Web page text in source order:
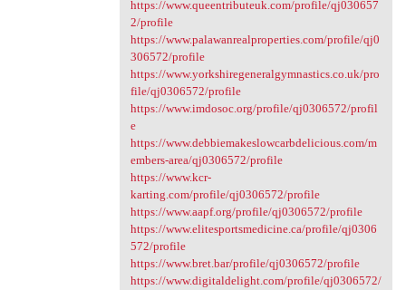
https://www.queentributeuk.com/profile/qj030657
2/profile
https://www.palawanrealproperties.com/profile/qj0
306572/profile
https://www.yorkshiregeneralgymnastics.co.uk/pro
file/qj0306572/profile
https://www.imdosoc.org/profile/qj0306572/profil
e
https://www.debbiemakeslowcarbdelicious.com/m
embers-area/qj0306572/profile
https://www.kcr-
karting.com/profile/qj0306572/profile
https://www.aapf.org/profile/qj0306572/profile
https://www.elitesportsmedicine.ca/profile/qj0306
572/profile
https://www.bret.bar/profile/qj0306572/profile
https://www.digitaldelight.com/profile/qj0306572/